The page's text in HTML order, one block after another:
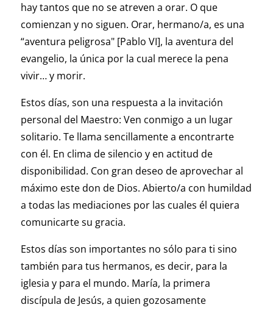
hay tantos que no se atreven a orar. O que
comienzan y no siguen. Orar, hermano/a, es una
“aventura peligrosa" [Pablo VI], la aventura del
evangelio, la única por la cual merece la pena
vivir… y morir.
Estos días, son una respuesta a la invitación
personal del Maestro: Ven conmigo a un lugar
solitario. Te llama sencillamente a encontrarte
con él. En clima de silencio y en actitud de
disponibilidad. Con gran deseo de aprovechar al
máximo este don de Dios. Abierto/a con humildad
a todas las mediaciones por las cuales él quiera
comunicarte su gracia.
Estos días son importantes no sólo para ti sino
también para tus hermanos, es decir, para la
iglesia y para el mundo. María, la primera
discípula de Jesús, a quien gozosamente